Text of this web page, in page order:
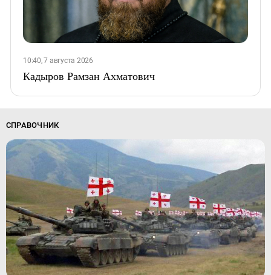
10:40, 7 августа 2026
Кадыров Рамзан Ахматович
СПРАВОЧНИК